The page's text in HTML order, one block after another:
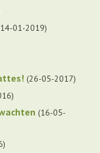
14-01-2019
26-05-2017
16-05-